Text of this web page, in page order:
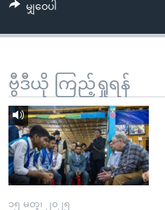
ရှာဖွေ
နေရာ
သို့
ကျော်
ရန်
မျှဝေပါ
ဗွီဒီယို ကြည့်ရှုရန်
၁၅ မတ္၊ ၂၀၂၅